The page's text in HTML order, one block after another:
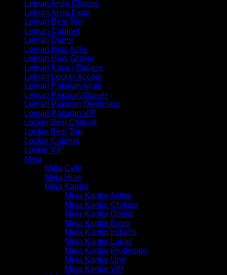
Lemari Arsip Chitose
Lemari Arsip Expo
Lemari Besi Top
Lemari Cabinet
Lemari Dapur
Lemari Hias Activ
Lemari Hias Graver
Lemari Kaca / Etalase
Lemari Locker Accero
Lemari Pakaian Anak
Lemari Pakaian Graver
Lemari Pakaian Olymplast
Lemari Pakaian VIP
Locker Besi Chitose
Locker Besi Top
Locker Cabinet
Locker VIP
Meja
Meja Cafe
Meja Hias
Meja Kantor
Meja Kantor Active
Meja Kantor Chitose
Meja Kantor Donati
Meja Kantor Expo
Meja Kantor Indachi
Meja Kantor Lunar
Meja Kantor Prodesign
Meja Kantor Uno
Meja Kantor VIP